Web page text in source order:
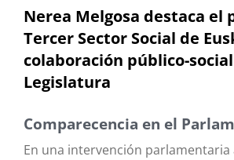
Nerea Melgosa destaca el
Tercer Sector Social de
colaboración público-
Legislatura
Comparecencia en el
En una intervención parlamentaria